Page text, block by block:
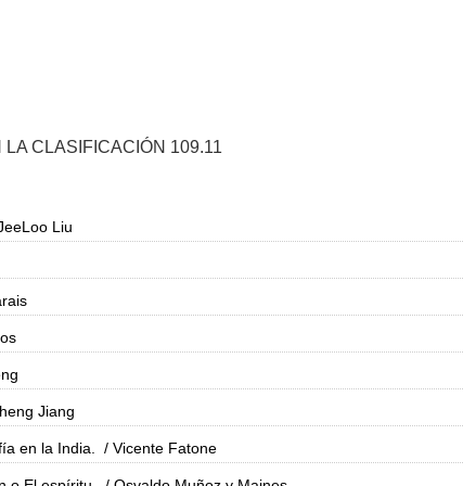
CLASIFICACIÓN 109.11
Liu
Jiang
en la India. / Vicente Fatone